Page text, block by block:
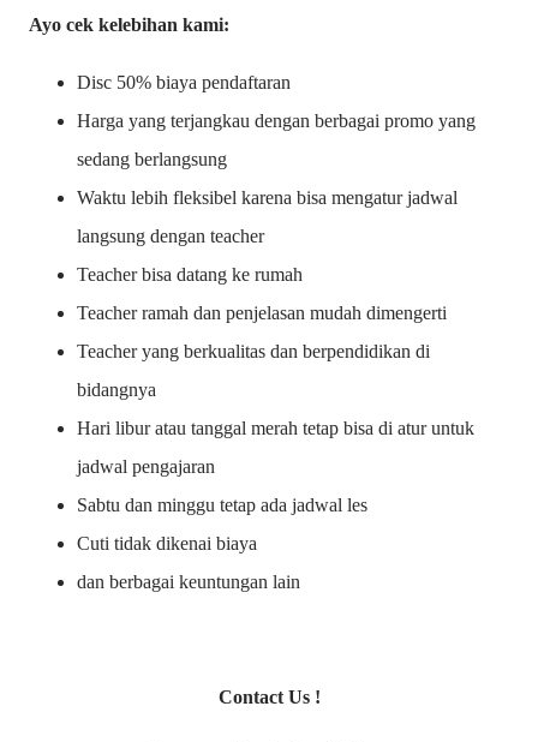
Ayo cek kelebihan kami:
Disc 50% biaya pendaftaran
Harga yang terjangkau dengan berbagai promo yang
sedang berlangsung
Waktu lebih fleksibel karena bisa mengatur jadwal
langsung dengan teacher
Teacher bisa datang ke rumah
Teacher ramah dan penjelasan mudah dimengerti
Teacher yang berkualitas dan berpendidikan di
bidangnya
Hari libur atau tanggal merah tetap bisa di atur untuk
jadwal pengajaran
Sabtu dan minggu tetap ada jadwal les
Cuti tidak dikenai biaya
dan berbagai keuntungan lain
Contact Us !